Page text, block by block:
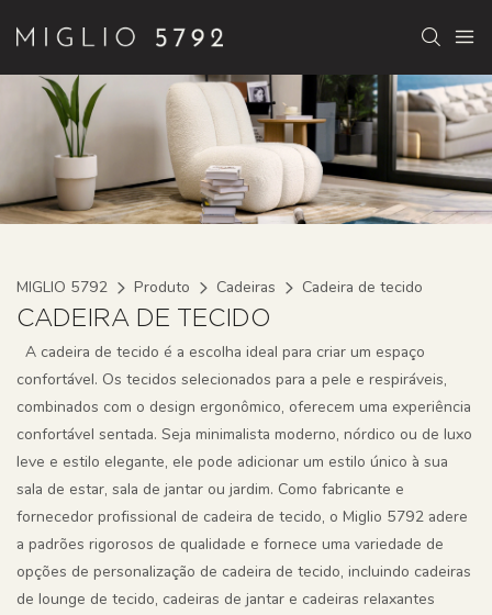
MIGLIO 5792 Produto Cadeiras Cadeira de tecido
CADEIRA DE TECIDO
A cadeira de tecido é a escolha ideal para criar um espaço
confortável. Os tecidos selecionados para a pele e respiráveis,
combinados com o design ergonômico, oferecem uma experiência
confortável sentada. Seja minimalista moderno, nórdico ou de luxo
leve e estilo elegante, ele pode adicionar um estilo único à sua
sala de estar, sala de jantar ou jardim. Como fabricante e
fornecedor profissional de cadeira de tecido, o Miglio 5792 adere
a padrões rigorosos de qualidade e fornece uma variedade de
opções de personalização de cadeira de tecido, incluindo cadeiras
de lounge de tecido, cadeiras de jantar e cadeiras relaxantes